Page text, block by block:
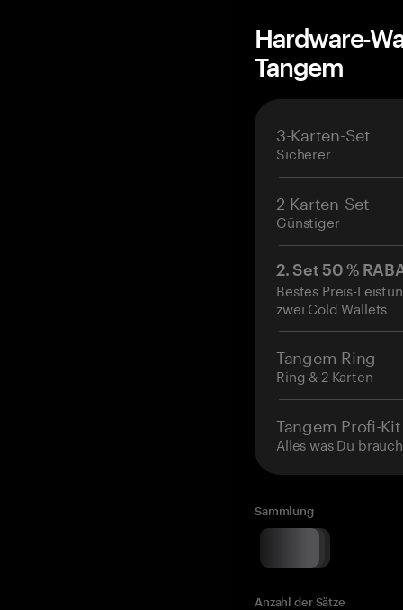
Hardware-
Tangem
3-Karten-Set
Sicherer
2-Karten-Set
Günstiger
2. Set 50 %
Bestes Preis-
zwei Cold Wallets
Tangem Ring
Ring & 2 Karten
Tangem Profi-Kit
Alles was Du
Sammlung
Anzahl der Sätze